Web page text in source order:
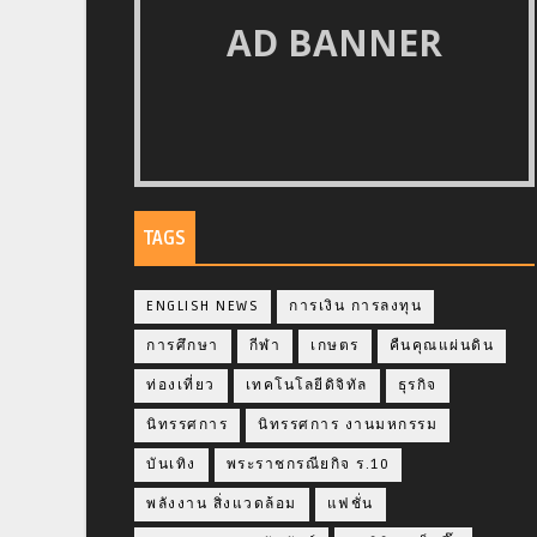
AD BANNER
TAGS
ENGLISH NEWS การเงิน การลงทุน
การศึกษา กีฬา เกษตร คืนคุณแผ่นดิน
ท่องเที่ยว เทคโนโลยีดิจิทัล ธุรกิจ
นิทรรศการ นิทรรศการ งานมหกรรม
บันเทิง พระราชกรณียกิจ ร.10
พลังงาน สิ่งแวดล้อม แฟชั่น